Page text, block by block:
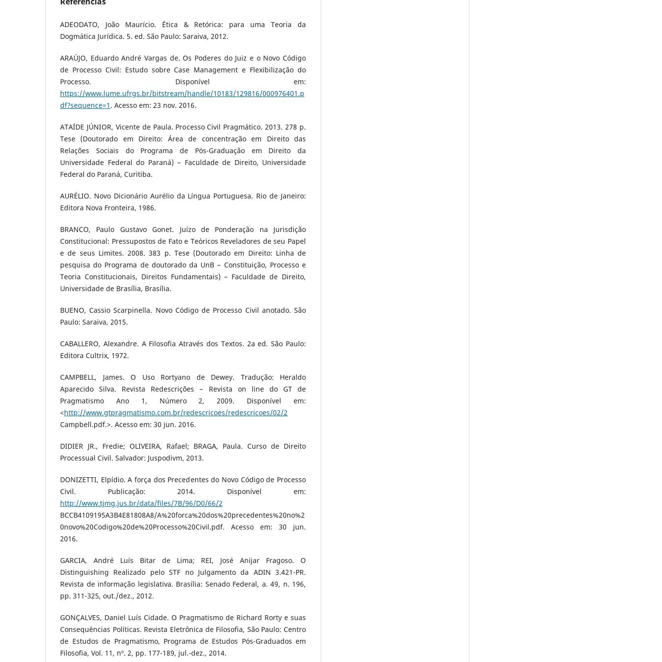
ADEODATO, João Maurício. Ética & Retórica: para uma Teoria da
Dogmática Jurídica. 5. ed. São Paulo: Saraiva, 2012.
ARAÚJO, Eduardo André Vargas de. Os Poderes do Juiz e o Novo Código
de Processo Civil: Estudo sobre Case Management e Flexibilização do
Processo. Disponível em:
https://www.lume.ufrgs.br/bitstream/handle/10183/129816/000976401.p
df?sequence=1 . Acesso em: 23 nov. 2016.
ATAÍDE JÚNIOR, Vicente de Paula. Processo Civil Pragmático. 2013. 278 p.
Tese (Doutorado em Direito: Área de concentração em Direito das
Relações Sociais do Programa de Pós-Graduação em Direito da
Universidade Federal do Paraná) – Faculdade de Direito, Universidade
Federal do Paraná, Curitiba.
AURÉLIO. Novo Dicionário Aurélio da Língua Portuguesa. Rio de Janeiro:
Editora Nova Fronteira, 1986.
BRANCO, Paulo Gustavo Gonet. Juízo de Ponderação na Jurisdição
Constitucional: Pressupostos de Fato e Teóricos Reveladores de seu Papel
e de seus Limites. 2008. 383 p. Tese (Doutorado em Direito: Linha de
pesquisa do Programa de doutorado da UnB – Constituição, Processo e
Teoria Constitucionais, Direitos Fundamentais) – Faculdade de Direito,
Universidade de Brasília, Brasília.
BUENO, Cassio Scarpinella. Novo Código de Processo Civil anotado. São
Paulo: Saraiva, 2015.
CABALLERO, Alexandre. A Filosofia Através dos Textos. 2a ed. São Paulo:
Editora Cultrix, 1972.
CAMPBELL, James. O Uso Rortyano de Dewey. Tradução: Heraldo
Aparecido Silva. Revista Redescrições – Revista on line do GT de
Pragmatismo Ano 1, Número 2, 2009. Disponível em:
<http://www.gtpragmatismo.com.br/redescricoes/redescricoes/02/2
Campbell.pdf.>. Acesso em: 30 jun. 2016.
DIDIER JR., Fredie; OLIVEIRA, Rafael; BRAGA, Paula. Curso de Direito
Processual Civil. Salvador: Juspodivm, 2013.
DONIZETTI, Elpídio. A força dos Precedentes do Novo Código de Processo
Civil. Publicação: 2014. Disponível em:
http://www.tjmg.jus.br/data/files/7B/96/D0/66/2
BCCB4109195A3B4E81808A8/A%20forca%20dos%20precedentes%20no%2
0novo%20Codigo%20de%20Processo%20Civil.pdf. Acesso em: 30 jun.
2016.
GARCIA, André Luís Bitar de Lima; REI, José Anijar Fragoso. O
Distinguishing Realizado pelo STF no Julgamento da ADIN 3.421-PR.
Revista de informação legislativa. Brasília: Senado Federal, a. 49, n. 196,
pp. 311-325, out./dez., 2012.
GONÇALVES, Daniel Luís Cidade. O Pragmatismo de Richard Rorty e suas
Consequências Políticas. Revista Eletrônica de Filosofia, São Paulo: Centro
de Estudos de Pragmatismo, Programa de Estudos Pós-Graduados em
Filosofia, Vol. 11, nº. 2, pp. 177-189, jul.-dez., 2014.